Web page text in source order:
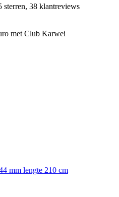
sterren, 38 klantreviews
met Club Karwei
mm lengte 210 cm